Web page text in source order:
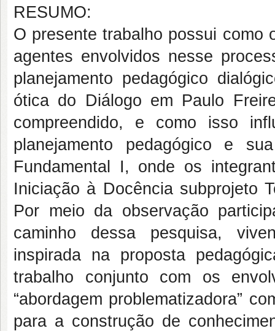
RESUMO:
O presente trabalho possui como
agentes envolvidos nesse
planejamento pedagógico
ótica do Diálogo em Paulo
compreendido, e como isso
planejamento pedagógico e
Fundamental I, onde os
Iniciação à Docência subprojeto
Por meio da observação
caminho dessa pesquisa,
inspirada na proposta
trabalho conjunto com os
“abordagem problematizadora”
para a construção de